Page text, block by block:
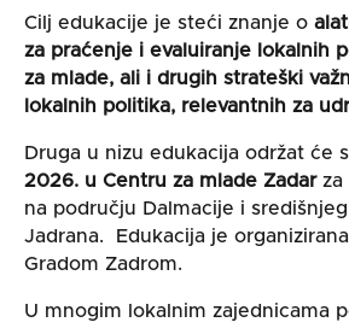
Cilj edukacije je steći znanje o
za praćenje i evaluiranje lokalnih
za mlade, ali i drugih strateški
lokalnih politika, relevantnih za
Druga u nizu edukacija održat će
2026. u Centru za mlade Zadar za
na području Dalmacije i središnjeg
Jadrana. Edukacija je
Gradom Zadrom.
U mnogim lokalnim zajednicama